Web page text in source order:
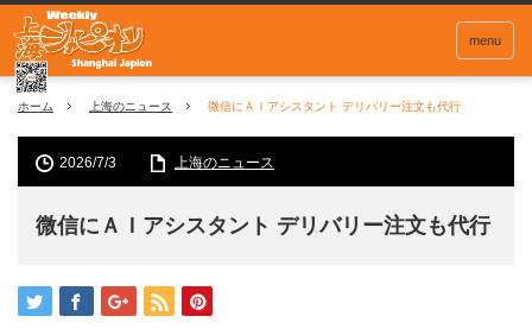
menu
ホーム 上海のニュース 微信にＡＩアシスタント デリバリー注文も代行
2026/7/3 上海のニュース
微信にＡＩアシスタント デリバリー注文も代行